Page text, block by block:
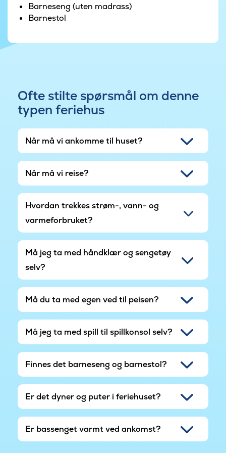
for barn og unge.
Barneseng (uten madrass)
Barnestol
Ofte stilte spørsmål om denne
typen feriehus
Når må vi ankomme til huset?
Når må vi reise?
Hvordan trekkes strøm-, vann- og
varmeforbruket?
Må jeg ta med håndklær og sengetøy
selv?
Må du ta med egen ved til peisen?
Må jeg ta med spill til spillkonsol selv?
Finnes det barneseng og barnestol?
Er det dyner og puter i feriehuset?
Er bassenget varmt ved ankomst?